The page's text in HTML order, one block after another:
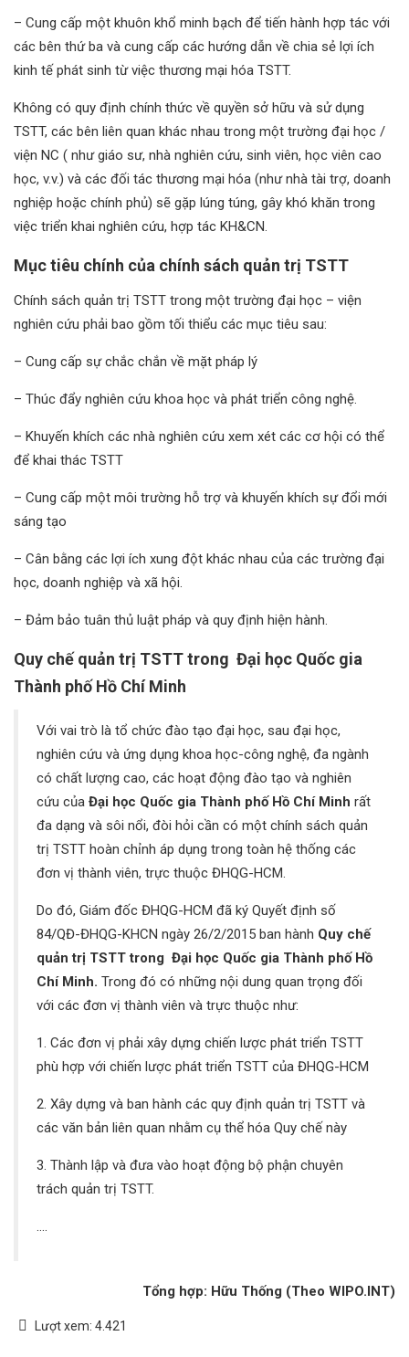
– Cung cấp một khuôn khổ minh bạch để tiến hành hợp tác với
các bên thứ ba và cung cấp các hướng dẫn về chia sẻ lợi ích
kinh tế phát sinh từ việc thương mại hóa TSTT.
Không có quy định chính thức về quyền sở hữu và sử dụng
TSTT, các bên liên quan khác nhau trong một trường đại học /
viện NC ( như giáo sư, nhà nghiên cứu, sinh viên, học viên cao
học, v.v.) và các đối tác thương mại hóa (như nhà tài trợ, doanh
nghiệp hoặc chính phủ) sẽ gặp lúng túng, gây khó khăn trong
việc triển khai nghiên cứu, hợp tác KH&CN.
Mục tiêu chính của chính sách quản trị TSTT
Chính sách quản trị TSTT trong một trường đại học – viện
nghiên cứu phải bao gồm tối thiểu các mục tiêu sau:
– Cung cấp sự chắc chắn về mặt pháp lý
– Thúc đẩy nghiên cứu khoa học và phát triển công nghệ.
– Khuyến khích các nhà nghiên cứu xem xét các cơ hội có thể
để khai thác TSTT
– Cung cấp một môi trường hỗ trợ và khuyến khích sự đổi mới
sáng tạo
– Cân bằng các lợi ích xung đột khác nhau của các trường đại
học, doanh nghiệp và xã hội.
– Đảm bảo tuân thủ luật pháp và quy định hiện hành.
Quy chế quản trị TSTT trong Đại học Quốc gia
Thành phố Hồ Chí Minh
Với vai trò là tổ chức đào tạo đại học, sau đại học,
nghiên cứu và ứng dụng khoa học-công nghệ, đa ngành
có chất lượng cao, các hoạt động đào tạo và nghiên
cứu của Đại học Quốc gia Thành phố Hồ Chí Minh rất
đa dạng và sôi nổi, đòi hỏi cần có một chính sách quản
trị TSTT hoàn chỉnh áp dụng trong toàn hệ thống các
đơn vị thành viên, trực thuộc ĐHQG-HCM.
Do đó, Giám đốc ĐHQG-HCM đã ký Quyết định số
84/QĐ-ĐHQG-KHCN ngày 26/2/2015 ban hành Quy chế
quản trị TSTT trong Đại học Quốc gia Thành phố Hồ
Chí Minh. Trong đó có những nội dung quan trọng đối
với các đơn vị thành viên và trực thuộc như:
1. Các đơn vị phải xây dựng chiến lược phát triển TSTT
phù hợp với chiến lược phát triển TSTT của ĐHQG-HCM
2. Xây dựng và ban hành các quy định quản trị TSTT và
các văn bản liên quan nhằm cụ thể hóa Quy chế này
3. Thành lập và đưa vào hoạt động bộ phận chuyên
trách quản trị TSTT.
….
Tổng hợp: Hữu Thống (Theo WIPO.INT)
Lượt xem: 4.421